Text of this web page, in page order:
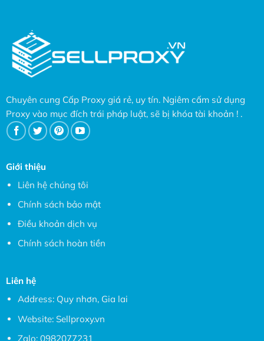
Chuyên cung Cấp Proxy giá rẻ, uy tín. Ngiêm cấm sử dụng
Proxy vào mục đích trái pháp luật, sẽ bị khóa tài khoản ! .
Giới thiệu
Liên hệ chúng tôi
Chính sách bảo mật
Điều khoản dịch vụ
Chính sách hoàn tiền
Liên hệ
Address: Quy nhơn, Gia lai
Website: Sellproxy.vn
Zalo: 0982077231